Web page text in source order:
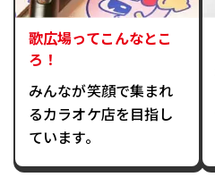
歌広場ってこんなとこ
ろ！
みんなが笑顔で集まれ
るカラオケ店を目指し
ています。